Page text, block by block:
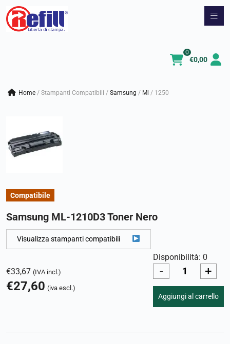
Vai
€0,00
0
Home / Stampanti Compatibili / samsung / / 1250
Compatibile
Samsung ML-1210D3 Toner Nero
Visualizza stampanti compatibili
€33,67 (IVA incl.)
€27,60 (iva escl.)
Disponibilità: 0
- +
Aggiungi al carrello